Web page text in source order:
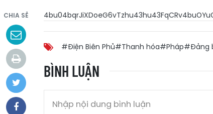
CHIA SẺ
#Điện Biên Phủ#Thanh hóa#Pháp#Đảng
BÌNH LUẬN